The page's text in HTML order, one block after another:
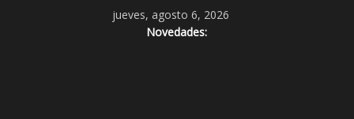
jueves, agosto 6, 2026
Novedades: